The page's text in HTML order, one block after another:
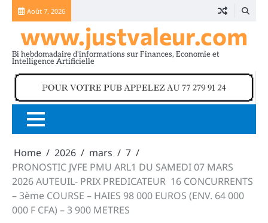
Skip
content
Août 7, 2026
www.justvaleur.com
Bi hebdomadaire d'informations sur Finances, Economie et
Intelligence Artificielle
Home 2026 mars
7
PRONOSTIC JVFE PMU ARL1 DU SAMEDI 07 MARS
2026 AUTEUIL- PRIX PREDICATEUR 16 CONCURRENTS
– 3ème COURSE – HAIES 98 000 EUROS (ENV. 64 000
000 F CFA) – 3 900 METRES